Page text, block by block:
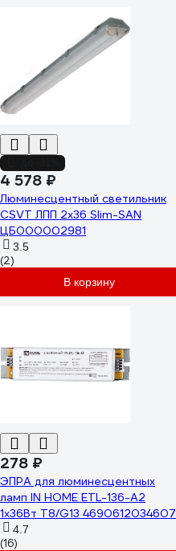
4 578 ₽
Люминесцентный светильник
CSVT ЛПП 2x36 Slim-SAN
ЦБ000002981
3.5
(2)
В корзину
278 ₽
ЭПРА для люминесцентных
ламп IN HOME ETL-136-А2
1х36Вт Т8/G13 4690612034607
4.7
(16)